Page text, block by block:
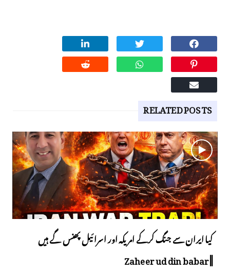
RELATED POSTS
کیا ایران سے جنگ کرکے امریکہ اور اسرائیل پھنس گے ہیں
||Zaheer ud din babar